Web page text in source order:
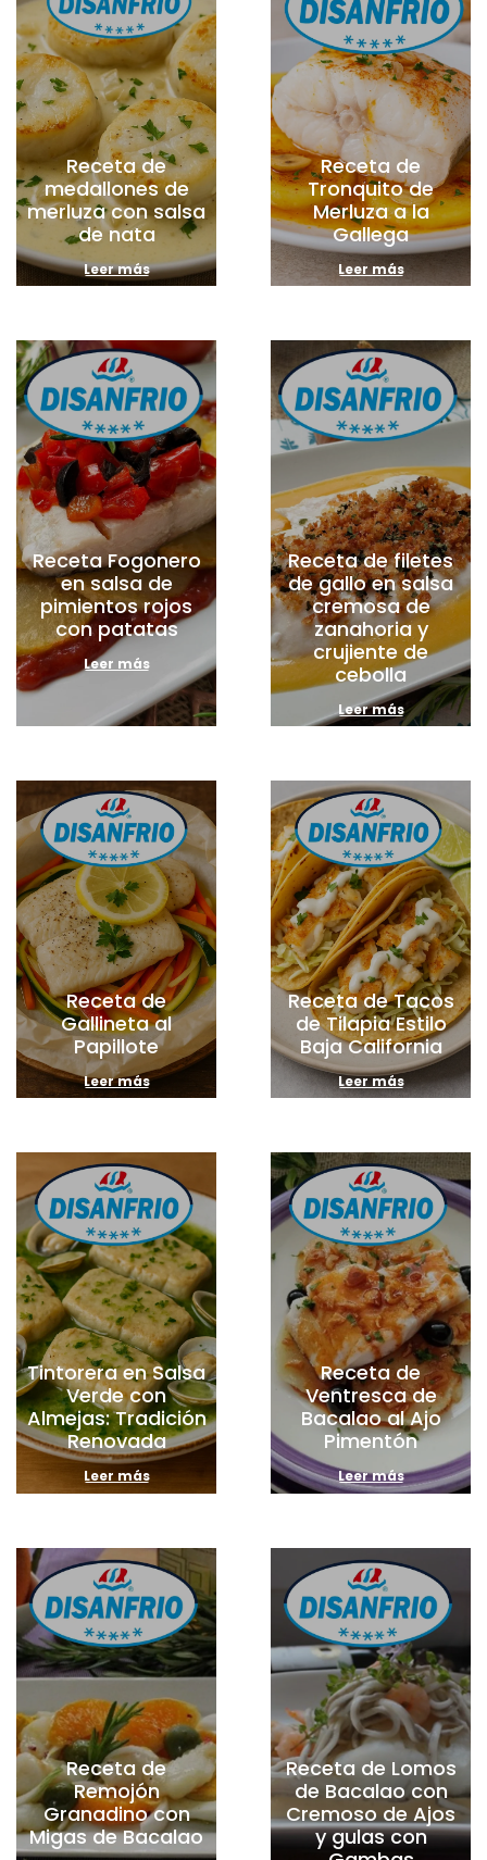
Receta de
medallones de
merluza con salsa
de nata
Leer más
Receta de
Tronquito de
Merluza a la
Gallega
Leer más
Receta Fogonero
en salsa de
pimientos rojos
con patatas
Leer más
Receta de filetes
de gallo en salsa
cremosa de
zanahoria y
crujiente de
cebolla
Leer más
Receta de
Gallineta al
Papillote
Leer más
Receta de Tacos
de Tilapia Estilo
Baja California
Leer más
Tintorera en Salsa
Verde con
Almejas: Tradición
Renovada
Leer más
Receta de
Ventresca de
Bacalao al Ajo
Pimentón
Leer más
Receta de
Remojón
Granadino con
Migas de Bacalao
Receta de Lomos
de Bacalao con
Cremoso de Ajos
y gulas con